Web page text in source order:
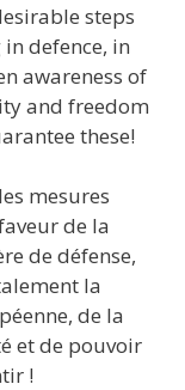
steps
defence, in
awareness of
and freedom
these!
mesures
de la
de défense,
la
de la
et de pouvoir
!